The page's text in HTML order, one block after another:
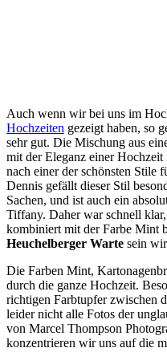
Auch wenn wir bei uns im
Hochzeiten gezeigt haben, so
sehr gut. Die Mischung aus
mit der Eleganz einer
nach einer der schönsten Stile
Dennis gefällt dieser Stil
Sachen, und ist auch ein
Tiffany. Daher war schnell
kombiniert mit der Farbe Mint
Heuchelberger Warte sein
Die Farben Mint,
durch die ganze Hochzeit.
richtigen Farbtupfer zwischen
leider nicht alle Fotos der
von Marcel Thompson
konzentrieren wir uns auf die